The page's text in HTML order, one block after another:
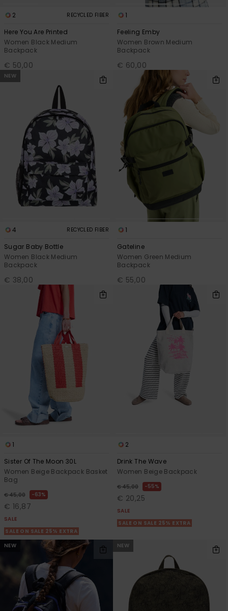
2 RECYCLED FIBER
Here You Are Printed
Women Black Medium
Backpack
€ 50,00
1
Feeling Emby
Women Brown Medium
Backpack
€ 60,00
NEW
4 RECYCLED FIBER
Sugar Baby Bottle
Women Black Medium
Backpack
€ 38,00
1
Gateline
Women Green Medium
Backpack
€ 55,00
1
Sister Of The Moon 30L
Women Beige Backpack Basket
Bag
€ 45,00 63%
€ 16,87
SALE
SALE ON SALE 25% EXTRA
2
Drink The Wave
Women Beige Backpack
€ 45,00 55%
€ 20,25
SALE
SALE ON SALE 25% EXTRA
NEW NEW